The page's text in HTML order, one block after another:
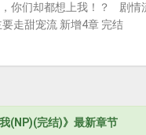
你们却都想上我！？ 剧情
要走甜宠流 新增4章 完结
(NP)(完结)》最新章节